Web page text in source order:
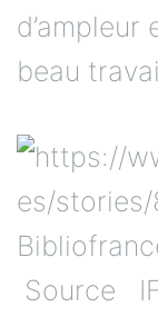
beau
Source